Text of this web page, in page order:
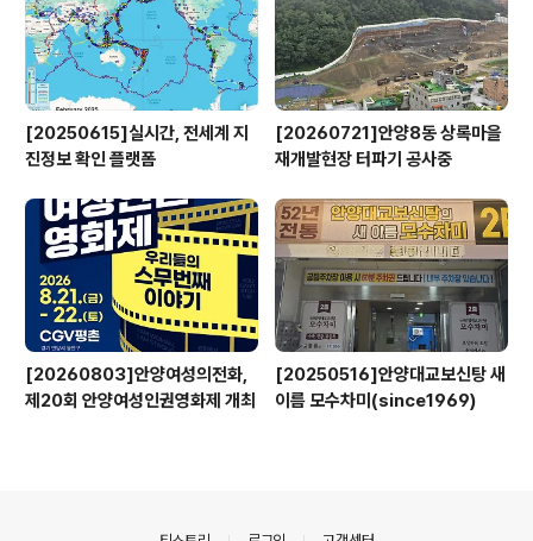
[20250615]실시간, 전세계 지
진정보 확인 플랫폼
[20260721]안양8동 상록마을
재개발현장 터파기 공사중
[20260803]안양여성의전화,
제20회 안양여성인권영화제 개최
[20250516]안양대교보신탕 새
이름 모수차미(since1969)